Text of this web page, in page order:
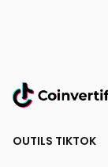
OUTILS TIKTOK